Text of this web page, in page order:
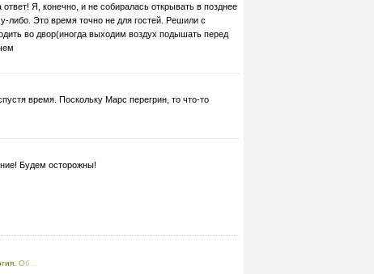
Я, конечно, и не собиралась открывать в позднее
либо. Это время точно не для гостей. Решили с
во двор(иногда выходим воздух подышать перед
время. Поскольку Марс перегрин, то что-то
Будем осторожны!
Об...